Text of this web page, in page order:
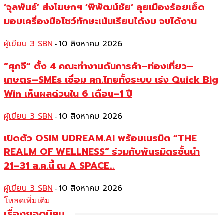
‘จุลพันธ์’ ส่งโฆษกฯ ‘พิพัฒน์ชัย‘ ลุยเมืองร้อยเอ็ด
มอบเครื่องมือโชว์ทักษะเน้นเรียนได้งบ จบได้งาน
ผู้เขียน 3 SBN - 10 สิงหาคม 2026
“ศุภจี” ตั้ง 4 คณะทำงานดันการค้า–ท่องเที่ยว–
เกษตร–SMEs เชื่อม ศก.ไทยทั้งระบบ เร่ง Quick Big
Win เห็นผลด่วนใน 6 เดือน–1 ปี
ผู้เขียน 3 SBN - 10 สิงหาคม 2026
เปิดตัว OSIM UDREAM.AI พร้อมเนรมิต “THE
REALM OF WELLNESS” ร่วมกับพันธมิตรชั้นนำ
21–31 ส.ค.นี้ ณ A SPACE...
ผู้เขียน 3 SBN - 10 สิงหาคม 2026
โหลดเพิ่มเติม